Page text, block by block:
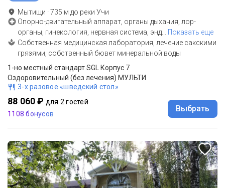
Мытищи ·735 м до реки Учи
Опорно-двигательный аппарат, органы дыхания, лор-
органы, гинекология, нервная система, энд
Показать еще
Собственная медицинская лаборатория, лечение сакскими
грязями, собственный бювет минеральной воды
1-но местный стандарт SGL Корпус 7
Оздоровительный (без лечения) МУЛЬТИ
3-х разовое «шведский стол»
88 060 ₽ для 2 гостей
1108 бонусов
Выбрать